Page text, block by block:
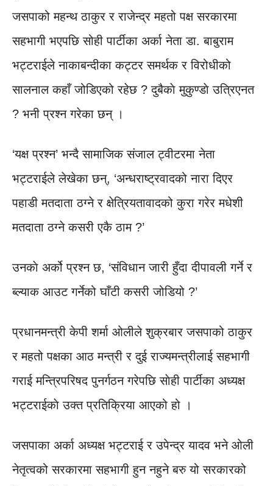
जसपाको महन्थ ठाकुर र राजेन्द्र महतो पक्ष सरकारमा
सहभागी भएपछि सोही पार्टीका अर्का नेता डा. बाबुराम
भट्टराईले नाकाबन्दीका कट्टर समर्थक र विरोधीको
सालनाल कहाँ जोडिएको रहेछ ? दुबैकाे मुकुण्डाे उत्रिएनत
? भनी प्रश्न गरेका छन् ।
‘यक्ष प्रश्न’ भन्दै सामाजिक संजाल ट्वीटरमा नेता
भट्टराईले लेखेका छन्, ‘अन्धराष्ट्रवादको नारा दिएर
पहाडी मतदाता ठग्ने र क्षेत्रियतावादको कुरा गरेर मधेशी
मतदाता ठग्ने कसरी एकै ठाम ?’
उनकाे अर्को प्रश्न छ, ‘संविधान जारी हुँदा दीपावली गर्ने र
ब्ल्याक आउट गर्नेको घाँटी कसरी जोडियो ?’
प्रधानमन्त्री केपी शर्मा ओलीले शुक्रबार जसपाको ठाकुर
र महतो पक्षका आठ मन्त्री र दुई राज्यमन्त्रीलाई सहभागी
गराई मन्त्रिपरिषद पुनर्गठन गरेपछि साेही पार्टीका अध्यक्ष
भट्टराईकाे उक्त प्रतिक्रिया आएको हो ।
जसपाका अर्का अध्यक्ष भट्टराई र उपेन्द्र यादव भने ओली
नेतृत्वको सरकारमा सहभागी हुन नहुने बरु यो सरकारको